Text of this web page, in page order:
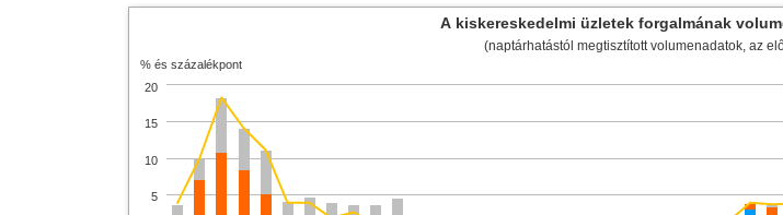
% és százalékpont
A kiskereskedelmi üzletek forgalmának
(naptárhatástól megtisztított volumenadatok, az
5
10
15
20